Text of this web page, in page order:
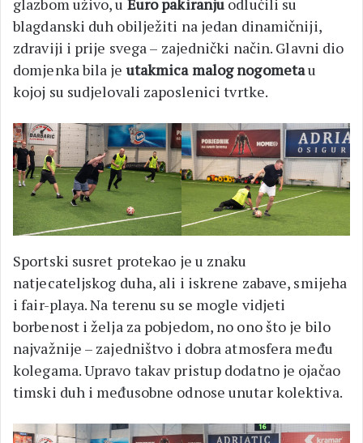
glazbom uživo, u Euro pakiranju odlučili su
blagdanski duh obilježiti na jedan dinamičniji,
zdraviji i prije svega – zajednički način. Glavni dio
domjenka bila jeutakmica malog nogometau
kojoj su sudjelovali zaposlenici tvrtke.
Sportski susret protekao je u znaku
natjecateljskog duha, ali i iskrene zabave, smijeha
i fair-playa. Na terenu su se mogle vidjeti
borbenost i želja za pobjedom, no ono što je bilo
najvažnije – zajedništvo i dobra atmosfera među
kolegama. Upravo takav pristup dodatno je ojačao
timski duh i međusobne odnose unutar kolektiva.